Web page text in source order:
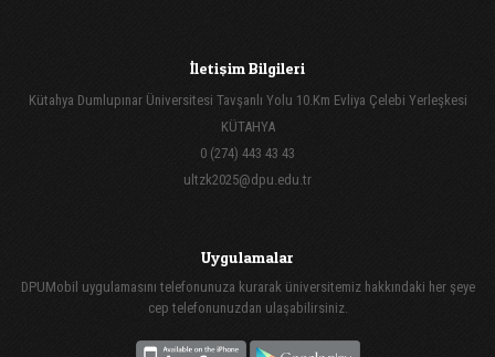
İletişim Bilgileri
Kütahya Dumlupınar Üniversitesi Tavşanlı Yolu 10.Km Evliya Çelebi Yerleşkesi
KÜTAHYA
0 (274) 443 43 43
ultzk2025@dpu.edu.tr
Uygulamalar
DPUMobil uygulamasını telefonunuza kurarak üniversitemiz hakkındaki her şeye
cep telefonunuzdan ulaşabilirsiniz.